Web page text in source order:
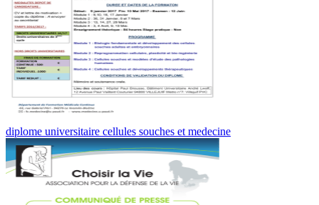
diplome universitaire cellules souches et medecine